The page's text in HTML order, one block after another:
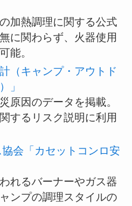
加熱調理に関する公式
に関わらず、火器使用
能。
（キャンプ・アウトド
」
原因のデータを掲載。
するリスク説明に利用
会「カセットコンロ安
れるバーナーやガス器
ンプの調理スタイルの